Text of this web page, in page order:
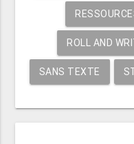
ROLL AND
SANS TEXTE